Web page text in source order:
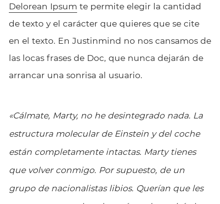
Delorean Ipsum te permite elegir la cantidad
de texto y el carácter que quieres que se cite
en el texto. En Justinmind no nos cansamos de
las locas frases de Doc, que nunca dejarán de
arrancar una sonrisa al usuario.
«Cálmate, Marty, no he desintegrado nada. La
estructura molecular de Einstein y del coche
están completamente intactas. Marty tienes
que volver conmigo. Por supuesto, de un
grupo de nacionalistas libios. Querían que les